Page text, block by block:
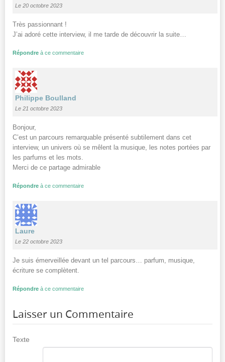
Le 20 octobre 2023
Très passionnant !
J’ai adoré cette interview, il me tarde de découvrir la suite…
Répondre à ce commentaire
Philippe Boulland
Le 21 octobre 2023
Bonjour,
C’est un parcours remarquable présenté subtilement dans cet
interview, un univers où se mêlent la musique, les notes portées par
les parfums et les mots.
Merci de ce partage admirable
Répondre à ce commentaire
Laure
Le 22 octobre 2023
Je suis émerveillée devant un tel parcours… parfum, musique,
écriture se complètent.
Répondre à ce commentaire
Laisser un Commentaire
Texte